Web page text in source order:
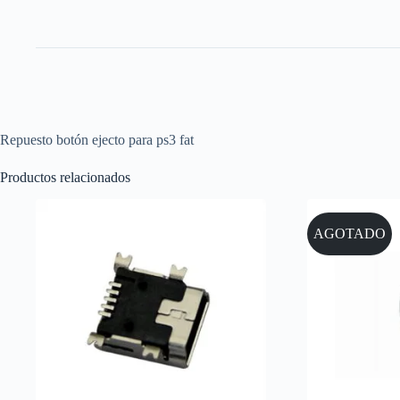
Repuesto botón ejecto para ps3 fat
Productos relacionados
AGOTADO